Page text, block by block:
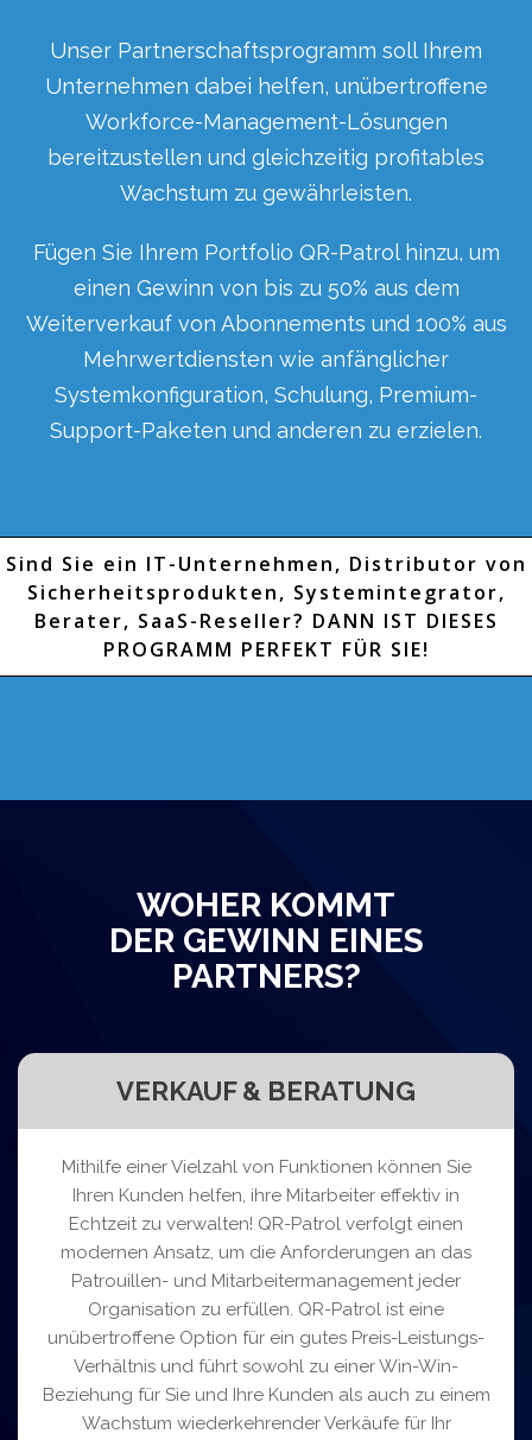
Unser Partnerschaftsprogramm soll Ihrem
Unternehmen dabei helfen, unübertroffene
Workforce-Management-Lösungen
bereitzustellen und gleichzeitig profitables
Wachstum zu gewährleisten.
Fügen Sie Ihrem Portfolio QR-Patrol hinzu, um
einen Gewinn von bis zu 50% aus dem
Weiterverkauf von Abonnements und 100% aus
Mehrwertdiensten wie anfänglicher
Systemkonfiguration, Schulung, Premium-
Support-Paketen und anderen zu erzielen.
Sind Sie ein IT-Unternehmen, Distributor von
Sicherheitsprodukten, Systemintegrator,
Berater, SaaS-Reseller? DANN IST DIESES
PROGRAMM PERFEKT FÜR SIE!
WOHER KOMMT
DER GEWINN EINES
PARTNERS?
VERKAUF & BERATUNG
Mithilfe einer Vielzahl von Funktionen können Sie
Ihren Kunden helfen, ihre Mitarbeiter effektiv in
Echtzeit zu verwalten! QR-Patrol verfolgt einen
modernen Ansatz, um die Anforderungen an das
Patrouillen- und Mitarbeitermanagement jeder
Organisation zu erfüllen. QR-Patrol ist eine
unübertroffene Option für ein gutes Preis-Leistungs-
Verhältnis und führt sowohl zu einer Win-Win-
Beziehung für Sie und Ihre Kunden als auch zu einem
Wachstum wiederkehrender Verkäufe für Ihr